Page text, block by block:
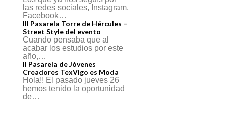
las redes sociales, Instagram,
Facebook…
III Pasarela Torre de Hércules –
Street Style del evento
Cuando pensaba que al
acabar los estudios por este
año,…
II Pasarela de Jóvenes
Creadores TexVigo es Moda
Hola!! El pasado jueves 26
hemos tenido la oportunidad
de…